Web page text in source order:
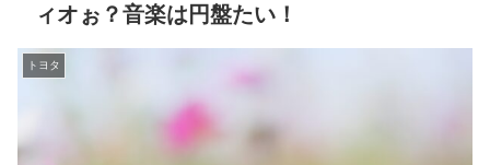
ィオぉ？音楽は円盤たい！
トヨタ